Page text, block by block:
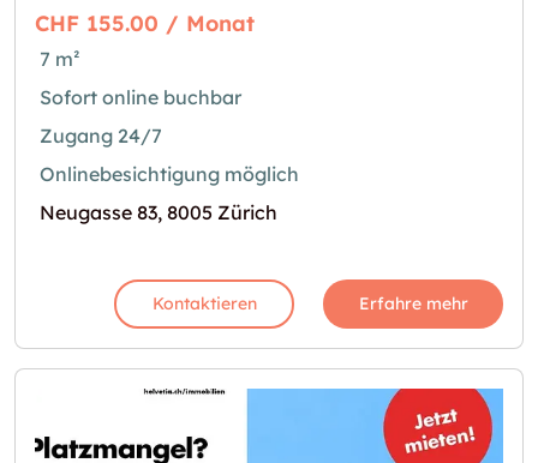
CHF 155.00 / Monat
7 m²
Sofort online buchbar
Zugang 24/7
Onlinebesichtigung möglich
Neugasse 83, 8005 Zürich
Kontaktieren Erfahre mehr